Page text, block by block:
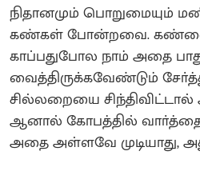
நிதானமும் பொறுமையும்
கண்கள் போன்றவை.
காப்பதுபோல நாம் அதை
வைத்திருக்கவேண்டும்
சில்லறையை
ஆனால் கோபத்தில்
அதை அள்ளவே முடியாது,